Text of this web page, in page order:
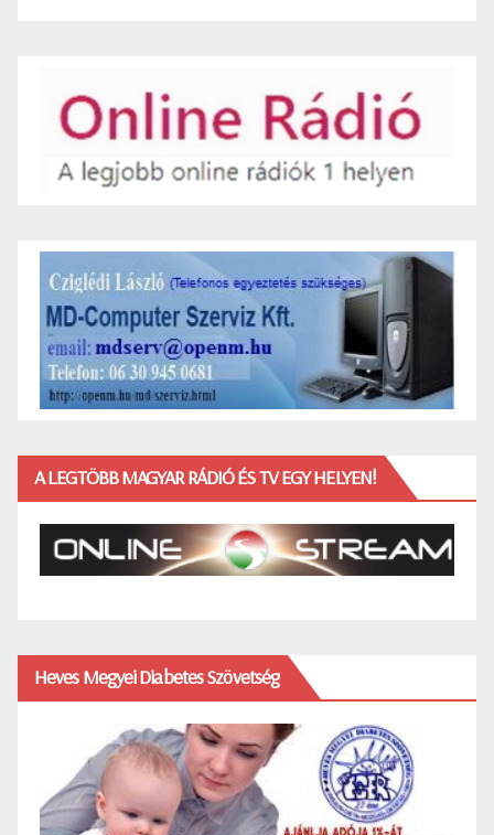
A LEGTÖBB MAGYAR RÁDIÓ ÉS TV EGY HELYEN!
Heves Megyei Diabetes Szövetség